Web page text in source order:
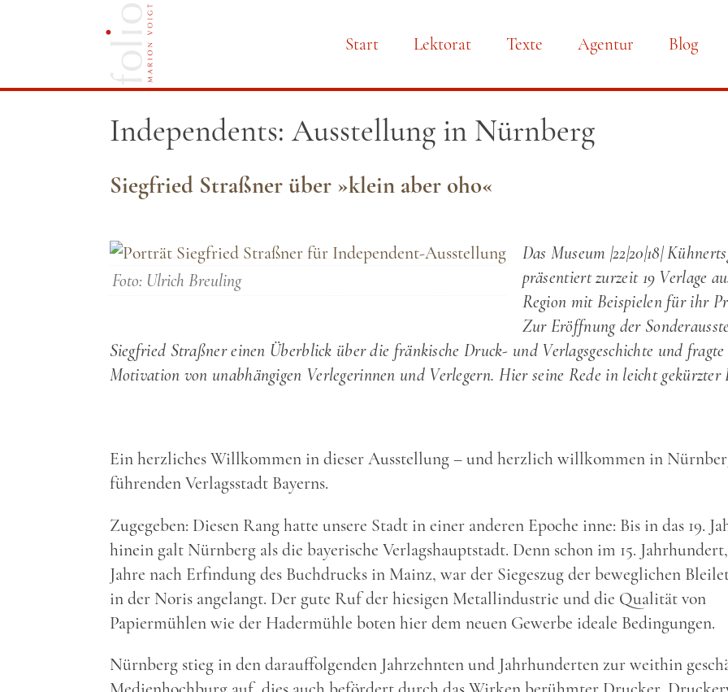
Navigation
überspringen
Start Lektorat Texte Agentur Blog
Independents: Ausstellung in Nürnberg
Siegfried Straßner über »klein aber oho«
Foto: Ulrich Breuling
Das Museum |22|20|18|
präsentiertzurzeit19 Verlage
Region mit Beispielen für ihr
Zur Eröffnung der
Siegfried Straßner einen Überblick über die fränkische Druck- und Verlagsgeschichte und
Motivation von unabhängigen Verlegerinnen und Verlegern. Hier seine Rede in leicht gekürzter
Ein herzliches Willkommen in dieser Ausstellung – und herzlich willkommen in
führenden Verlagsstadt Bayerns.
Zugegeben: Diesen Rang hatte unsere Stadt in einer anderen Epoche inne: Bis in das 19.
hinein galt Nürnberg als die bayerische Verlagshauptstadt. Denn schon im 15.
Jahre nach Erfindung des Buchdrucks in Mainz, war der Siegeszug der beweglichen
in der Noris angelangt. Der gute Ruf der hiesigen Metallindustrie und die Qualität von
Papiermühlen wie der Hadermühle boten hier dem neuen Gewerbe ideale Bedingungen.
Nürnberg stieg in den darauffolgenden Jahrzehnten und Jahrhunderten zur weithin